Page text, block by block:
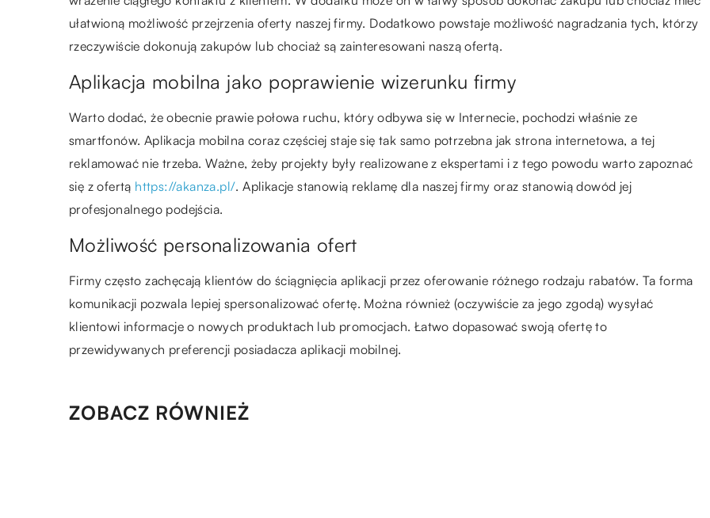
ułatwioną możliwość przejrzenia oferty naszej firmy. Dodatkowo powstaje możliwość nagradzania tych, którzy
rzeczywiście dokonują zakupów lub chociaż są zainteresowani naszą ofertą.
Aplikacja mobilna jako poprawienie wizerunku firmy
Warto dodać, że obecnie prawie połowa ruchu, który odbywa się w Internecie, pochodzi właśnie ze
smartfonów. Aplikacja mobilna coraz częściej staje się tak samo potrzebna jak strona internetowa, a tej
reklamować nie trzeba. Ważne, żeby projekty były realizowane z ekspertami i z tego powodu warto zapoznać
się z ofertą https://akanza.pl/. Aplikacje stanowią reklamę dla naszej firmy oraz stanowią dowód jej
profesjonalnego podejścia.
Możliwość personalizowania ofert
Firmy często zachęcają klientów do ściągnięcia aplikacji przez oferowanie różnego rodzaju rabatów. Ta forma
komunikacji pozwala lepiej spersonalizować ofertę. Można również (oczywiście za jego zgodą) wysyłać
klientowi informacje o nowych produktach lub promocjach. Łatwo dopasować swoją ofertę to
przewidywanych preferencji posiadacza aplikacji mobilnej.
ZOBACZ RÓWNIEŻ